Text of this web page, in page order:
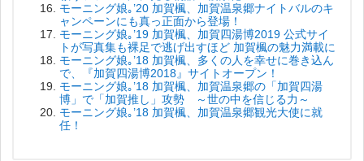
モーニング娘｡’20 加賀楓、加賀温泉郷ナイトバルのキ
ャンペーンにも真っ正面から登場！
モーニング娘｡’19 加賀楓、加賀四湯博2019 公式サイ
トが写真集も裸足で逃げ出すほど 加賀楓の魅力満載に
モーニング娘｡’18 加賀楓、多くの人を幸せに巻き込ん
で、『加賀四湯博2018』サイトオープン！
モーニング娘｡’18 加賀楓、加賀温泉郷の「加賀四湯
博」で「加賀推し」攻勢 ～世の中を信じる力～
モーニング娘｡’18 加賀楓、加賀温泉郷観光大使に就
任！